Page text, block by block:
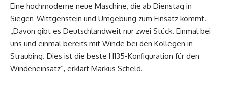
Eine hochmoderne neue Maschine, die ab Dienstag in
Siegen-Wittgenstein und Umgebung zum Einsatz kommt.
„Davon gibt es Deutschlandweit nur zwei Stück. Einmal bei
uns und einmal bereits mit Winde bei den Kollegen in
Straubing. Dies ist die beste H135-Konfiguration für den
Windeneinsatz“, erklärt Markus Scheld.